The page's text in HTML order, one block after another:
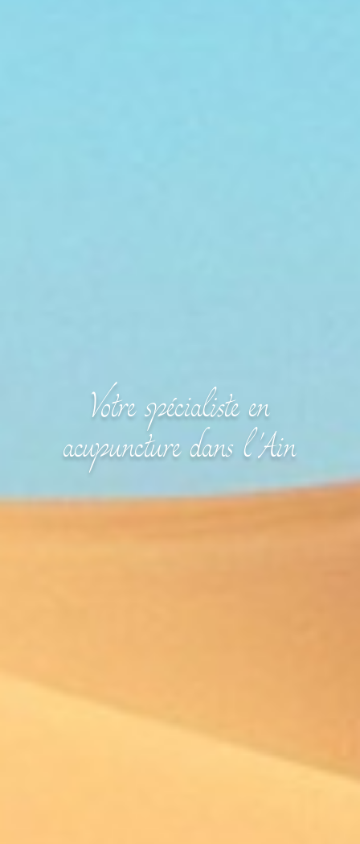
Votre spécialiste en
acupuncture dans l'Ain